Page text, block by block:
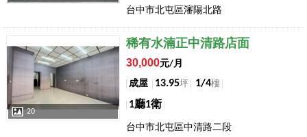
台中市北屯區瀋陽北路
20
稀有水湳正中清路店面
30,000元/月
成屋
13.95坪 1/4樓
1廳1衛
台中市北屯區中清路二段